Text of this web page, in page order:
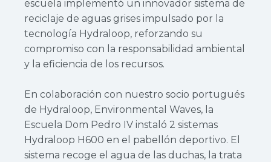
escuela implementó un innovador sistema de
reciclaje de aguas grises impulsado por la
tecnología Hydraloop, reforzando su
compromiso con la responsabilidad ambiental
y la eficiencia de los recursos.
En colaboración con nuestro socio portugués
de Hydraloop, Environmental Waves, la
Escuela Dom Pedro IV instaló 2 sistemas
Hydraloop H600 en el pabellón deportivo. El
sistema recoge el agua de las duchas, la trata